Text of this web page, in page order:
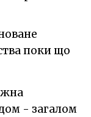
поки що
- загалом